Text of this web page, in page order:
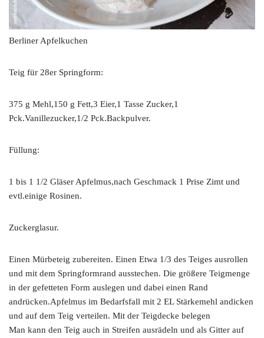
Berliner Apfelkuchen
Teig für 28er Springform:
375 g Mehl,150 g Fett,3 Eier,1 Tasse Zucker,1
Pck.Vanillezucker,1/2 Pck.Backpulver.
Füllung:
1 bis 1 1/2 Gläser Apfelmus,nach Geschmack 1 Prise Zimt und
evtl.einige Rosinen.
Zuckerglasur.
Einen Mürbeteig zubereiten. Einen Etwa 1/3 des Teiges ausrollen
und mit dem Springformrand ausstechen. Die größere Teigmenge
in der gefetteten Form auslegen und dabei einen Rand
andrücken.Apfelmus im Bedarfsfall mit 2 EL Stärkemehl andicken
und auf dem Teig verteilen. Mit der Teigdecke belegen
Man kann den Teig auch in Streifen ausrädeln und als Gitter auf